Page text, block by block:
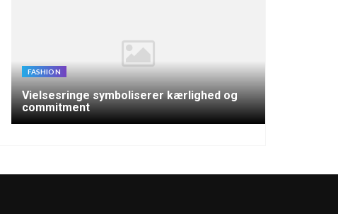
FASHION
Vielsesringe symboliserer kærlighed og
commitment